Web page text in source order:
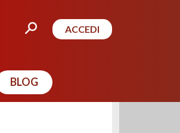
ACCEDI
BLOG